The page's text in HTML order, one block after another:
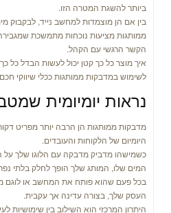
ביותר להשגת המטרה הזו.
בין אם הן מוצמדות למחשב נייד, לבקבוק
ממותגות מציעות נוכחות מתמשכת
הקשר הרגשי עם הקהל.
איך מוצר כל כך קטן יכול לעשות הבדל כל
לשימוש במדבקות ממותגות ככלי שיווקי
נראות יומיומית
מדבקות ממותגות הן הרבה יותר מפריט
היומיום של הלקוחות והעובדים.
כשמישהו מדביק מדבקה עם הלוגו שלך
המים שלו, המותג שלך הופך לחלק בלתי
בכל פעם שהוא פותח את המחשב או לוגם
העסק שלך, בצורה עדינה אך עקבית.
היתרון המרכזי הוא השילוב בין